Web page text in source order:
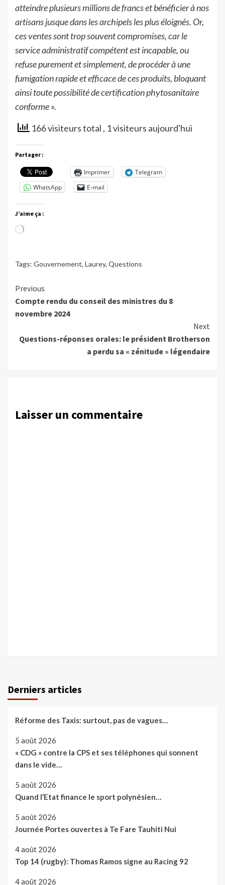
atteindre plusieurs millions de francs et bénéficier à nos
artisans jusque dans les archipels les plus éloignés. Or,
ces ventes sont trop souvent compromises, car le
service administratif compétent est incapable, ou
refuse purement et simplement, de procéder à une
fumigation rapide et efficace de ces produits, bloquant
ainsi toute possibilité de certification phytosanitaire
conforme ».
166 visiteurs total , 1 visiteurs aujourd'hui
Partager :
Imprimer
Telegram
WhatsApp
E-mail
J’aime ça :
Chargement…
Tags: Gouvernement, Laurey, Questions
Continue
Reading
Previous
Compte rendu du conseil des ministres du 8
novembre 2024
Next
Questions-réponses orales: le président Brotherson
a perdu sa « zénitude » légendaire
Laisser un commentaire
Derniers articles
Réforme des Taxis: surtout, pas de vagues…
5 août 2026
« CDG » contre la CPS et ses téléphones qui sonnent
dans le vide…
5 août 2026
Quand l’Etat finance le sport polynésien…
5 août 2026
Journée Portes ouvertes à Te Fare Tauhiti Nui
4 août 2026
Top 14 (rugby): Thomas Ramos signe au Racing 92
4 août 2026